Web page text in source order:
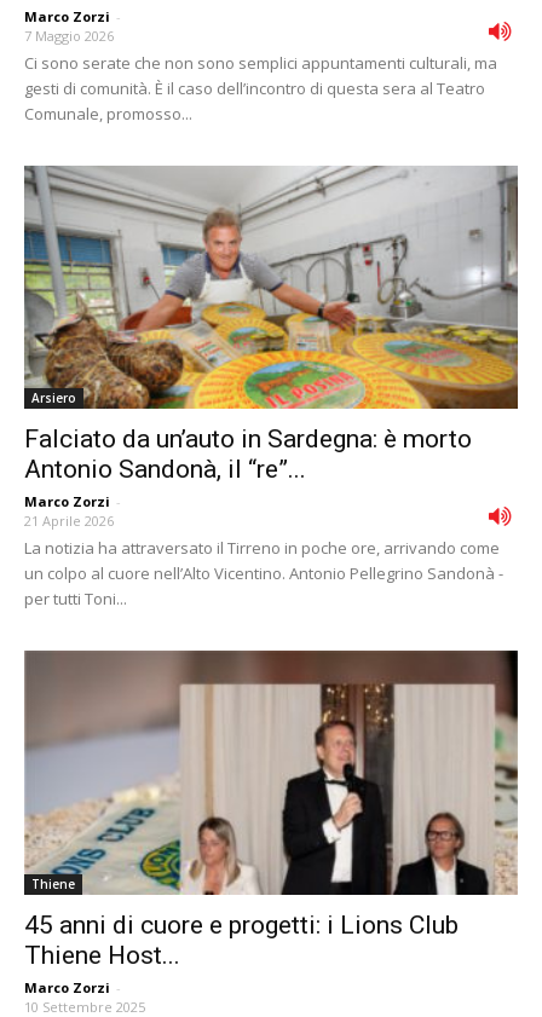
Marco Zorzi -
7 Maggio 2026
Ci sono serate che non sono semplici appuntamenti culturali, ma
gesti di comunità. È il caso dell’incontro di questa sera al Teatro
Comunale, promosso...
Arsiero
Falciato da un’auto in Sardegna: è morto
Antonio Sandonà, il “re”...
Marco Zorzi -
21 Aprile 2026
La notizia ha attraversato il Tirreno in poche ore, arrivando come
un colpo al cuore nell’Alto Vicentino. Antonio Pellegrino Sandonà -
per tutti Toni...
Thiene
45 anni di cuore e progetti: i Lions Club
Thiene Host...
Marco Zorzi -
10 Settembre 2025